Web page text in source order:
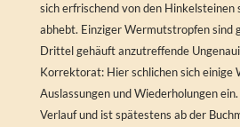
sich erfrischend von den Hinkelsteinen
abhebt. Einziger Wermutstropfen sind
Drittel gehäuft anzutreffende
Korrektorat: Hier schlichen sich einige
Auslassungen und Wiederholungen
Verlauf und ist spätestens ab der